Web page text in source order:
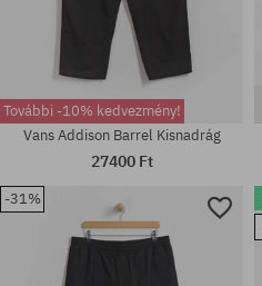
Elérhető méretek:
További -10% kedvezmény!
Vans Addison Barrel Kisnadrág
27400 Ft
-31%